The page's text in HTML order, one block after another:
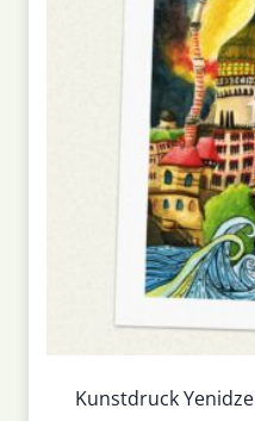
Kunstdruck Yenidze